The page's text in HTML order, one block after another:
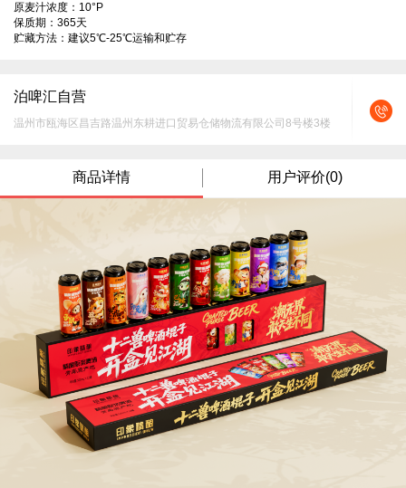
原麦汁浓度：10°P
保质期：365天
贮藏方法：建议5℃-25℃运输和贮存
泊啤汇自营
温州市瓯海区昌吉路温州东耕进口贸易仓储物流有限公司8号楼3楼
商品详情 用户评价(0)